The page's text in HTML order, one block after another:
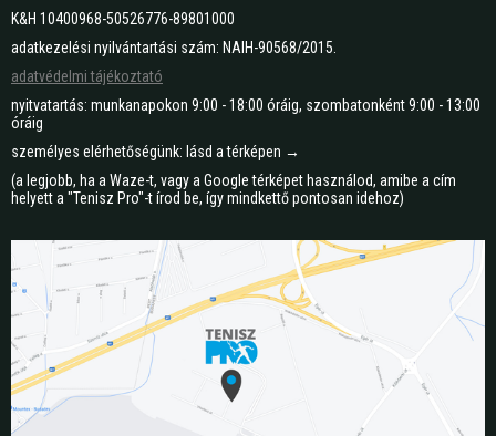
K&H 10400968-50526776-89801000
adatkezelési nyilvántartási szám: NAIH-90568/2015.
adatvédelmi tájékoztató
nyitvatartás: munkanapokon 9:00 - 18:00 óráig, szombatonként 9:00 - 13:00
óráig
személyes elérhetőségünk: lásd a térképen →
(a legjobb, ha a Waze-t, vagy a Google térképet használod, amibe a cím
helyett a "Tenisz Pro"-t írod be, így mindkettő pontosan idehoz)